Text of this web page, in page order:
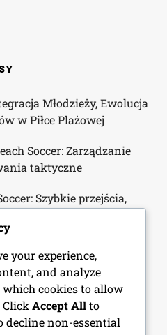
Młodzieży, Ewolucja
w Piłce Plażowej
Soccer: Zarządzanie
taktyczne
Szybkie przejścia,
wykonanie
Ruch bez piłki,
Beach Soccer World Cup
rozwój graczy, strategie
your experience,
and analyze
which cookies to allow
Click Accept Allto
decline non-essential